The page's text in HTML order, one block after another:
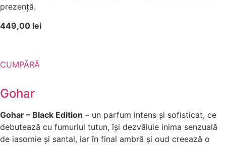
prezență.
449,00 lei
CUMPĂRĂ
Gohar
Gohar – Black Edition – un parfum intens și sofisticat, ce
debutează cu fumuriul tutun, își dezvăluie inima senzuală
de iasomie și santal, iar în final ambră și oud creează o